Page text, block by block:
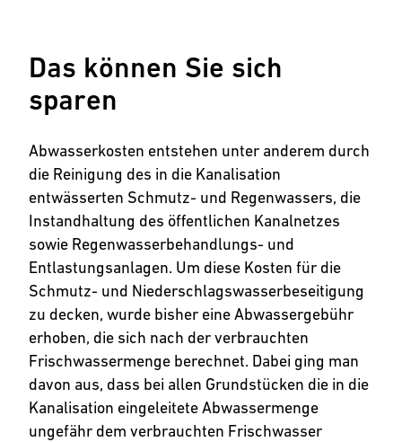
Das können Sie sich
sparen
Abwasserkosten entstehen unter anderem durch
die Reinigung des in die Kanalisation
entwässerten Schmutz- und Regenwassers, die
Instandhaltung des öffentlichen Kanalnetzes
sowie Regenwasserbehandlungs- und
Entlastungsanlagen. Um diese Kosten für die
Schmutz- und Niederschlagswasserbeseitigung
zu decken, wurde bisher eine Abwassergebühr
erhoben, die sich nach der verbrauchten
Frischwassermenge berechnet. Dabei ging man
davon aus, dass bei allen Grundstücken die in die
Kanalisation eingeleitete Abwassermenge
ungefähr dem verbrauchten Frischwasser